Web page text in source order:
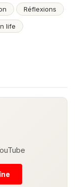
Réflexions
life